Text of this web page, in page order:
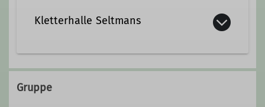
Kletterhalle Seltmans
Heinrich-Nikolaus-Straße 15
Gruppe